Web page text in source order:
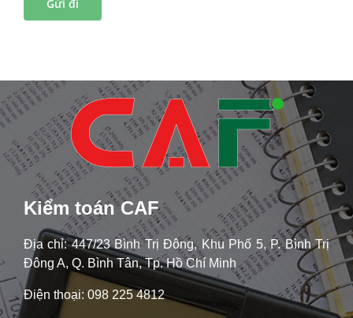
Kiểm toán CAF
Địa chỉ: 447/23 Bình Trị Đông, Khu Phố 5, P. Bình Trị
Đông A, Q. Bình Tân, Tp. Hồ Chí Minh
Điện thoại: 098 225 4812